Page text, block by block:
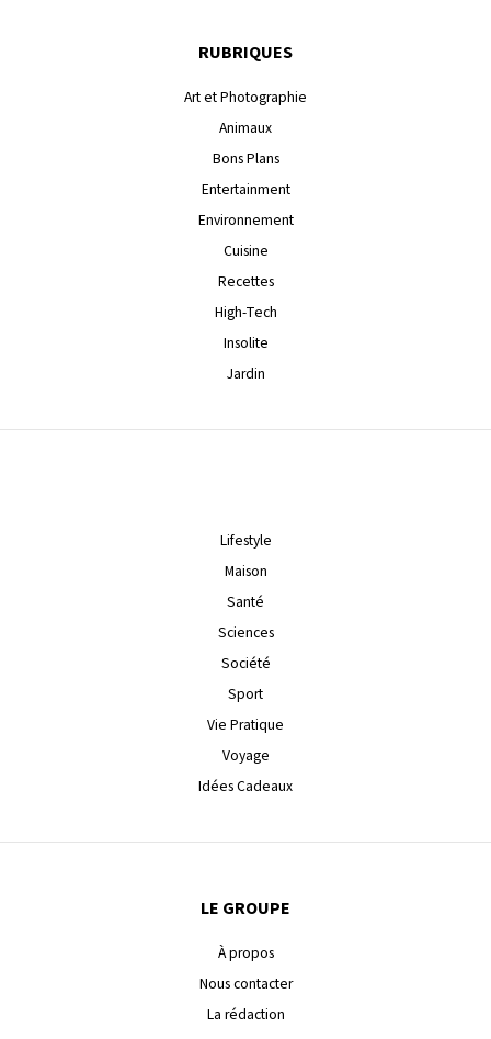
RUBRIQUES
Art et Photographie
Animaux
Bons Plans
Entertainment
Environnement
Cuisine
Recettes
High-Tech
Insolite
Jardin
Lifestyle
Maison
Santé
Sciences
Société
Sport
Vie Pratique
Voyage
Idées Cadeaux
LE GROUPE
À propos
Nous contacter
La rédaction